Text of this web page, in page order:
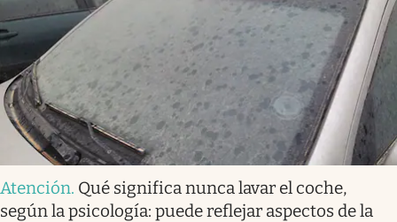
Atención. Qué significa nunca lavar el coche,
según la psicología: puede reflejar aspectos de la